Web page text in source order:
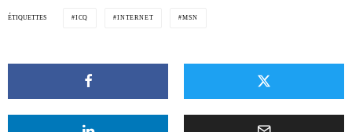
ÉTIQUETTES ICQ INTERNET MSN